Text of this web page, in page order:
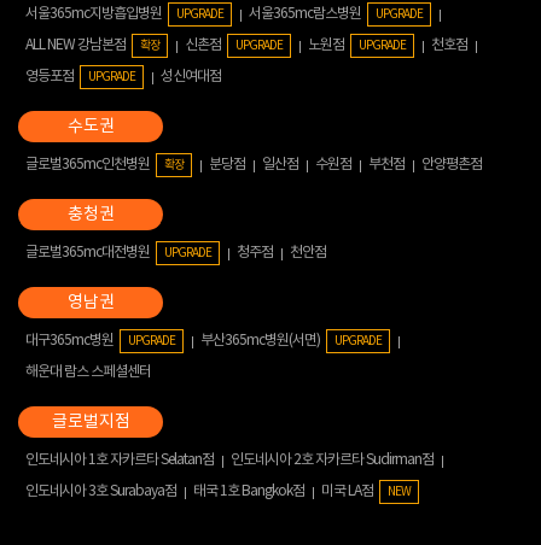
서울365mc지방흡입병원 UPGRADE 서울365mc람스병원 UPGRADE
ALL NEW 강남본점 확장 신촌점 UPGRADE 노원점 UPGRADE
천호점
영등포점
UPGRADE 성신여대점
글로벌365mc인천병원 확장 분당점 일산점 수원점 부천점 안양평촌점
글로벌365mc대전병원 UPGRADE 청주점 천안점
대구365mc병원 UPGRADE 부산365mc병원(서면) UPGRADE
해운대 람스 스페셜센터
인도네시아 1호 자카르타 Selatan점
인도네시아 2호 자카르타 Sudirman점
인도네시아 3호 Surabaya점
태국 1호 Bangkok점 미국 LA점 NEW